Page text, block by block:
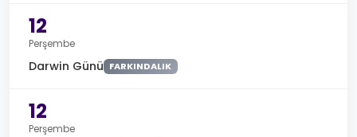
12
Perşembe
Darwin Günü FARKINDALIK
12
Perşembe